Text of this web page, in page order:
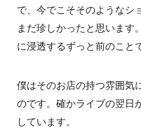
で、今でこそそのようなシ
まだ珍しかったと思います
に浸透するずっと前のこと
僕はそのお店の持つ雰囲気
のです。確かライブの翌日
しています。